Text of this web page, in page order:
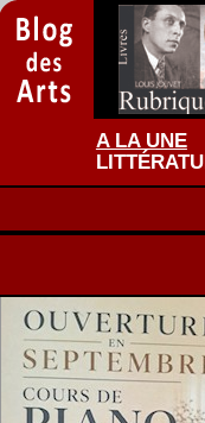
A LA UNE